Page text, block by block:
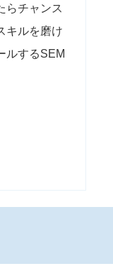
らチャンス
キルを磨け
ルするSEM